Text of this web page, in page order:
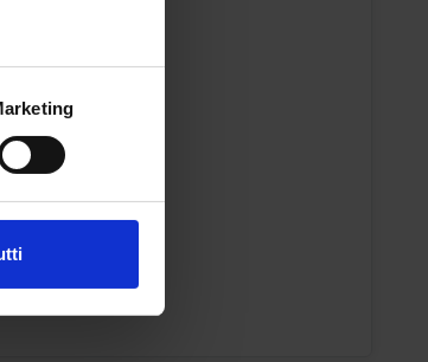
fornito loro o
SANITARIE